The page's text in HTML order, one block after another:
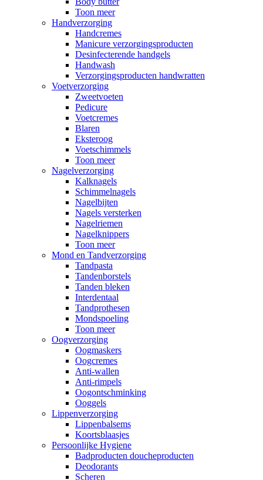
Toon meer
Handverzorging
Handcremes
Manicure verzorgingsproducten
Desinfecterende handgels
Handwash
Verzorgingsproducten handwratten
Voetverzorging
Zweetvoeten
Pedicure
Voetcremes
Blaren
Eksteroog
Voetschimmels
Toon meer
Nagelverzorging
Kalknagels
Schimmelnagels
Nagelbijten
Nagels versterken
Nagelriemen
Nagelknippers
Toon meer
Mond en Tandverzorging
Tandpasta
Tandenborstels
Tanden bleken
Interdentaal
Tandprothesen
Mondspoeling
Toon meer
Oogverzorging
Oogmaskers
Oogcremes
Anti-wallen
Anti-rimpels
Oogontschminking
Ooggels
Lippenverzorging
Lippenbalsems
Koortsblaasjes
Persoonlijke Hygiene
Badproducten doucheproducten
Deodorants
Scheren